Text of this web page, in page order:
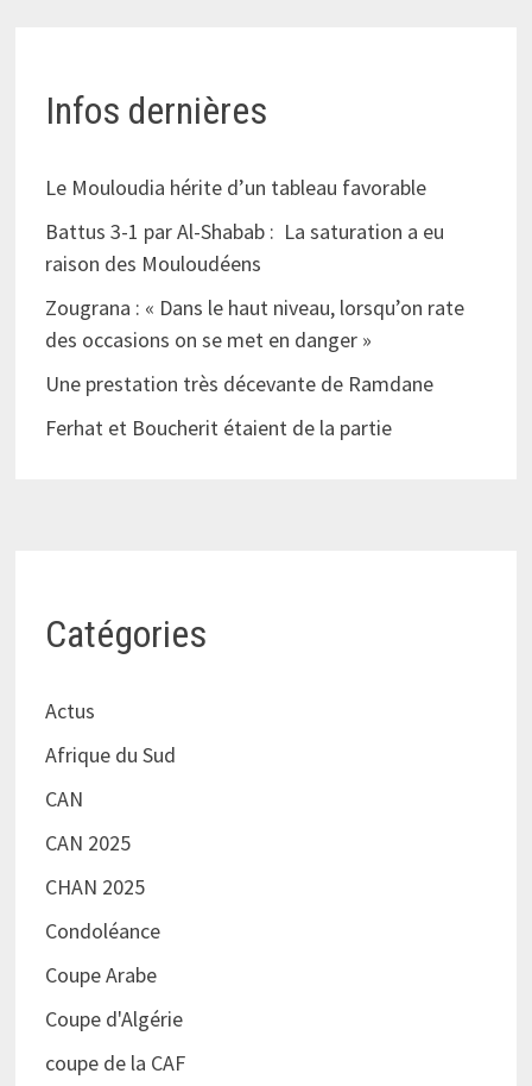
Infos dernières
Le Mouloudia hérite d’un tableau favorable
Battus 3-1 par Al-Shabab : La saturation a eu
raison des Mouloudéens
Zougrana : « Dans le haut niveau, lorsqu’on rate
des occasions on se met en danger »
Une prestation très décevante de Ramdane
Ferhat et Boucherit étaient de la partie
Catégories
Actus
Afrique du Sud
CAN
CAN 2025
CHAN 2025
Condoléance
Coupe Arabe
Coupe d'Algérie
coupe de la CAF